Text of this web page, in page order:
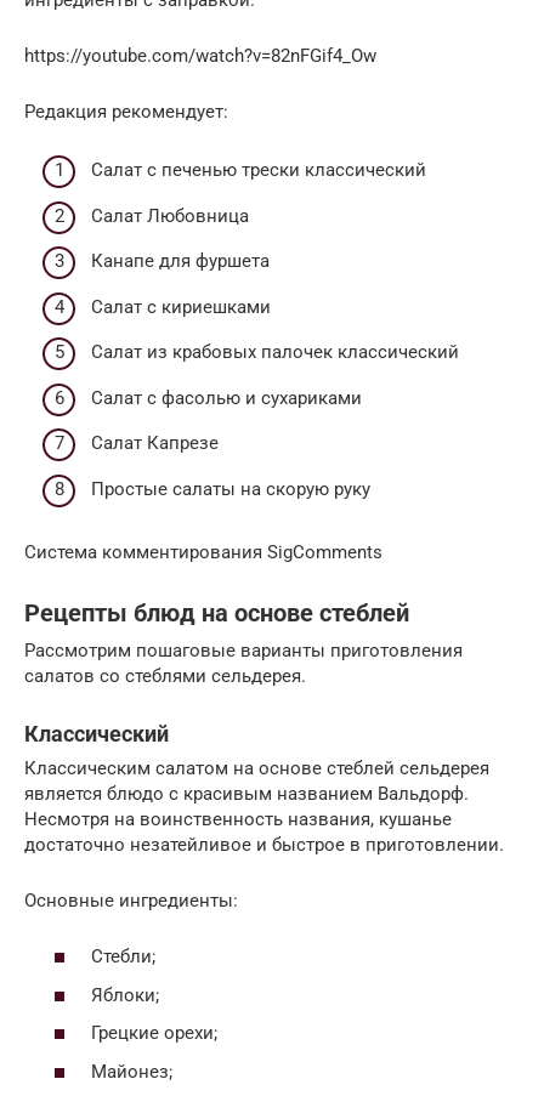
https://youtube.com/watch?v=82nFGif4_Ow
Редакция рекомендует:
Cалат с печенью трески классический
Салат Любовница
Канапе для фуршета
Салат с кириешками
Салат из крабовых палочек классический
Салат с фасолью и сухариками
Салат Капрезе
Простые салаты на скорую руку
Система комментирования SigComments
Рецепты блюд на основе стеблей
Рассмотрим пошаговые варианты приготовления
салатов со стеблями сельдерея.
Классический
Классическим салатом на основе стеблей сельдерея
является блюдо с красивым названием Вальдорф.
Несмотря на воинственность названия, кушанье
достаточно незатейливое и быстрое в приготовлении.
Основные ингредиенты:
Стебли;
Яблоки;
Грецкие орехи;
Майонез;